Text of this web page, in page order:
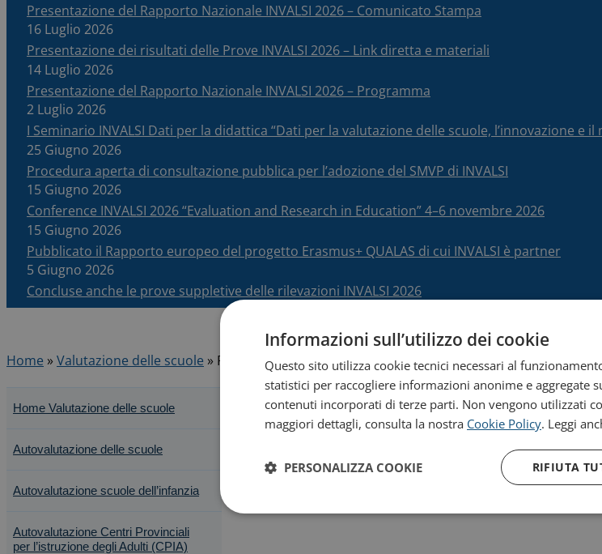
Presentazione del Rapporto Nazionale INVALSI 2026 – Comunicato Stampa
16 Luglio 2026
Presentazione dei risultati delle Prove INVALSI 2026 – Link diretta e materiali
14 Luglio 2026
Presentazione del Rapporto Nazionale INVALSI 2026 – Programma
2 Luglio 2026
I Seminario INVALSI Dati per la didattica “Dati per la valutazione delle scuole, l’innovazione e
25 Giugno 2026
Procedura aperta di consultazione pubblica per l’adozione del SMVP di INVALSI
15 Giugno 2026
Conference INVALSI 2026 “Evaluation and Research in Education” 4–6 novembre 2026
15 Giugno 2026
Pubblicato il Rapporto europeo del progetto Erasmus+ QUALAS di cui INVALSI è partner
5 Giugno 2026
Concluse anche le prove suppletive delle rilevazioni INVALSI 2026
Home »Valutazione delle scuole » Responsabile
Home Valutazione delle scuole
Autovalutazione delle scuole
Autovalutazione scuole dell’infanzia
Autovalutazione Centri Provinciali
per l’istruzione degli Adulti (CPIA)
Informazioni sull’utilizzo dei cookie
Questo sito utilizza cookie tecnici necessari al
statistici per raccogliere informazioni anonime e aggregate
contenuti incorporati di terze parti. Non vengono utilizzati
maggiori dettagli, consulta la nostra Cookie Policy. Leggi
RIFIUTA
PERSONALIZZA COOKIE